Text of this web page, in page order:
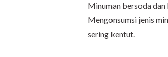
Minuman bersoda
Mengonsumsi jenis
sering kentut.